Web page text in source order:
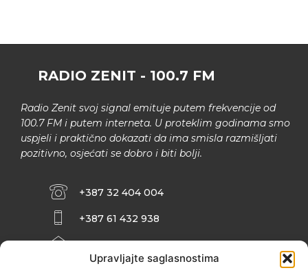
Upravljajte saglasnostima
RADIO ZENIT - 100.7 FM
Radio Zenit svoj signal emituje putem frekvencije od
100.7 FM i putem interneta. U proteklim godinama smo
uspjeli i praktično dokazati da ima smisla razmišljati
pozitivno, osjećati se dobro i biti bolji.
+387 32 404 004
+387 61 432 938
INFO@ZENIT.BA